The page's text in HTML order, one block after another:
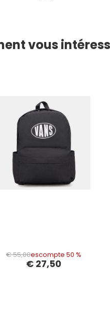
vous
€ 55,00escompte 50 %
€ 27,50